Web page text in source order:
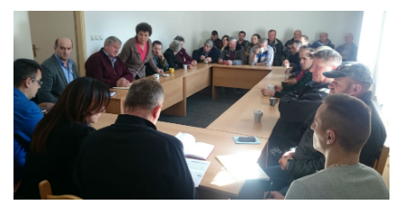
Fotogalerija
NAČELNIK
O Načelniku
Zamjenik načelnika
Izvještaj o radu načelnika